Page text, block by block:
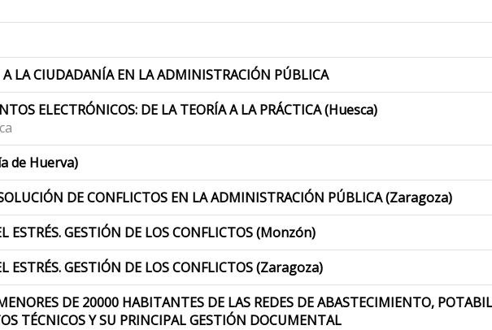
LA CIUDADANÍA EN LA ADMINISTRACIÓN PÚBLICA
ELECTRÓNICOS: DE LA TEORÍA A LA PRÁCTICA (Huesca)
de Huerva)
DE CONFLICTOS EN LA ADMINISTRACIÓN PÚBLICA (Zaragoza)
ESTRÉS. GESTIÓN DE LOS CONFLICTOS (Monzón)
ESTRÉS. GESTIÓN DE LOS CONFLICTOS (Zaragoza)
DE 20000 HABITANTES DE LAS REDES DE ABASTECIMIENTO,
TÉCNICOS Y SU PRINCIPAL GESTIÓN DOCUMENTAL